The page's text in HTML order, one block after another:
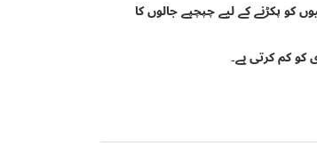
کو پکڑنے کے لیے چپچپے جالوں کا
کم کرتی ہے۔